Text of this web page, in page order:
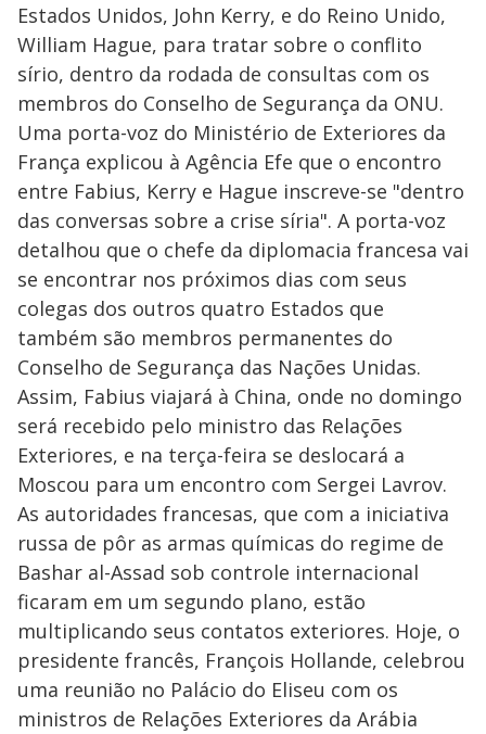
Estados Unidos, John Kerry, e do Reino Unido,
William Hague, para tratar sobre o conflito
sírio, dentro da rodada de consultas com os
membros do Conselho de Segurança da ONU.
Uma porta-voz do Ministério de Exteriores da
França explicou à Agência Efe que o encontro
entre Fabius, Kerry e Hague inscreve-se "dentro
das conversas sobre a crise síria". A porta-voz
detalhou que o chefe da diplomacia francesa vai
se encontrar nos próximos dias com seus
colegas dos outros quatro Estados que
também são membros permanentes do
Conselho de Segurança das Nações Unidas.
Assim, Fabius viajará à China, onde no domingo
será recebido pelo ministro das Relações
Exteriores, e na terça-feira se deslocará a
Moscou para um encontro com Sergei Lavrov.
As autoridades francesas, que com a iniciativa
russa de pôr as armas químicas do regime de
Bashar al-Assad sob controle internacional
ficaram em um segundo plano, estão
multiplicando seus contatos exteriores. Hoje, o
presidente francês, François Hollande, celebrou
uma reunião no Palácio do Eliseu com os
ministros de Relações Exteriores da Arábia